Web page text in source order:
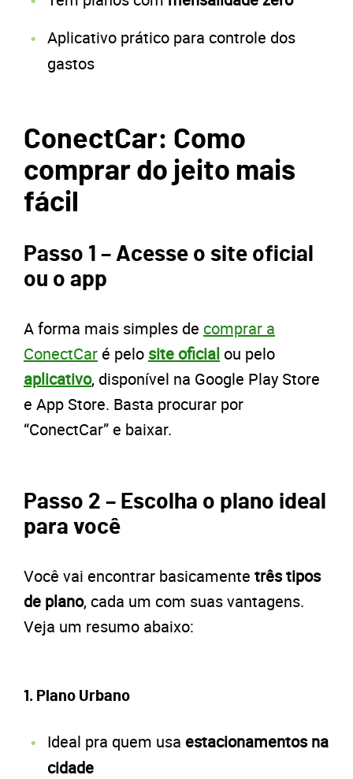
Aplicativo prático para controle dos
gastos
ConectCar: Como
comprar do jeito mais
fácil
Passo 1 – Acesse o site oficial
ou o app
A forma mais simples de comprar a
ConectCar é pelo site oficialou pelo
aplicativo, disponível na Google Play Store
e App Store. Basta procurar por
“ConectCar” e baixar.
Passo 2 – Escolha o plano ideal
para você
Você vai encontrar basicamente três tipos
de plano, cada um com suas vantagens.
Veja um resumo abaixo:
1. Plano Urbano
Ideal pra quem usa estacionamentos na
cidade